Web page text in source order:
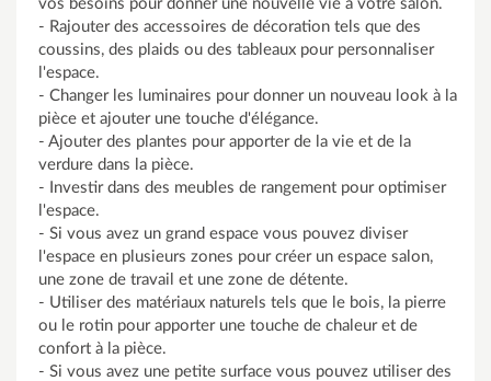
vos besoins pour donner une nouvelle vie à votre salon.
- Rajouter des accessoires de décoration tels que des
coussins, des plaids ou des tableaux pour personnaliser
l'espace.
- Changer les luminaires pour donner un nouveau look à la
pièce et ajouter une touche d'élégance.
- Ajouter des plantes pour apporter de la vie et de la
verdure dans la pièce.
- Investir dans des meubles de rangement pour optimiser
l'espace.
- Si vous avez un grand espace vous pouvez diviser
l'espace en plusieurs zones pour créer un espace salon,
une zone de travail et une zone de détente.
- Utiliser des matériaux naturels tels que le bois, la pierre
ou le rotin pour apporter une touche de chaleur et de
confort à la pièce.
- Si vous avez une petite surface vous pouvez utiliser des